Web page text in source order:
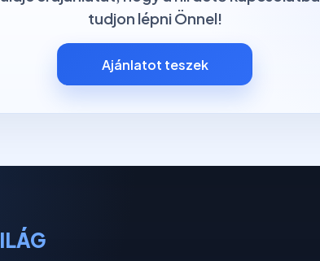
tudjon lépni Önnel!
Ajánlatot teszek